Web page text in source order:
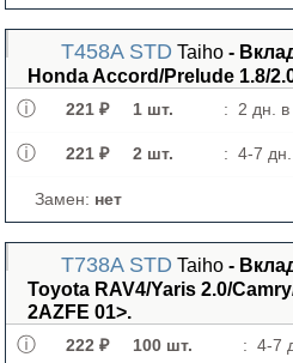
T458A STD Taiho -
Honda Accord/Prelude 1.8/
221 ₽ 1 шт. : 2 дн. в
221 ₽ 2 шт. : 4-7
Замен: нет
T738A STD Taiho -
Toyota RAV4/Yaris 2.0/
2AZFE 01>.
222 ₽ 100 шт. : 4-7